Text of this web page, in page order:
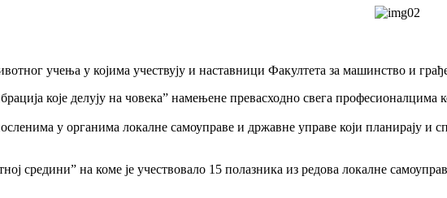
учења у којима учествују и наставници Факултета за машинство и
које делују на човека” намењене превасходно свега професионалцима
у органима локалне самоуправе и државне управе који планирају и
средини” на коме је учествовало 15 полазника из редова локалне